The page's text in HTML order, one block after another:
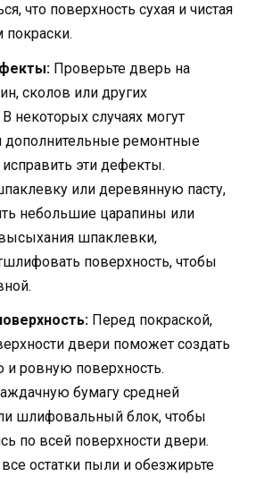
что поверхность сухая и чистая
покраски.
Проверьте дверь на
сколов или других
некоторых случаях могут
дополнительные ремонтные
эти дефекты.
или деревянную пасту,
небольшие царапины или
шпаклевки,
поверхность, чтобы
Перед покраской,
двери поможет создать
и ровную поверхность.
бумагу средней
шлифовальный блок, чтобы
по всей поверхности двери.
остатки пыли и обезжирьте